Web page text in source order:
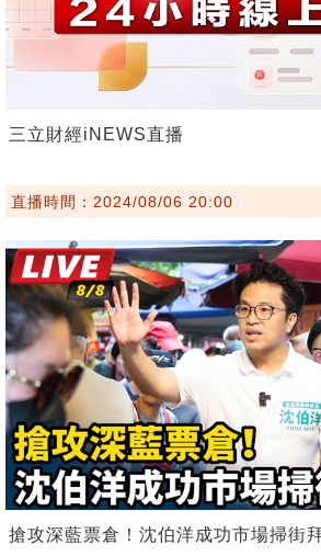
三立財經iNEWS直播
直播時間：2024/08/06 20:00
搶攻深藍票倉！沈伯洋成功市場掃街